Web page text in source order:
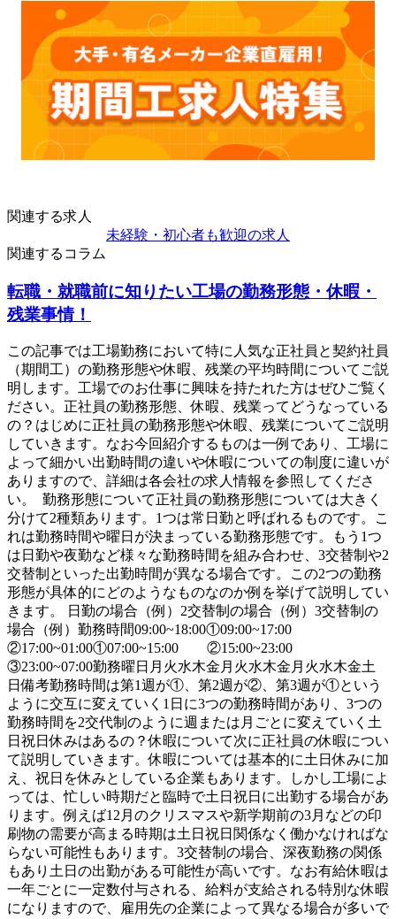
関連する求人
未経験・初心者も歓迎の求人
関連するコラム
転職・就職前に知りたい工場の勤務形態・休暇・
残業事情！
この記事では工場勤務において特に人気な正社員と契約社員
（期間工）の勤務形態や休暇、残業の平均時間についてご説
明します。工場でのお仕事に興味を持たれた方はぜひご覧く
ださい。正社員の勤務形態、休暇、残業ってどうなっている
の？はじめに正社員の勤務形態や休暇、残業についてご説明
していきます。なお今回紹介するものは一例であり、工場に
よって細かい出勤時間の違いや休暇についての制度に違いが
ありますので、詳細は各会社の求人情報を参照してくださ
い。 勤務形態について正社員の勤務形態については大きく
分けて2種類あります。1つは常日勤と呼ばれるものです。こ
れは勤務時間や曜日が決まっている勤務形態です。もう1つ
は日勤や夜勤など様々な勤務時間を組み合わせ、3交替制や2
交替制といった出勤時間が異なる場合です。この2つの勤務
形態が具体的にどのようなものなのか例を挙げて説明してい
きます。 日勤の場合（例）2交替制の場合（例）3交替制の
場合（例）勤務時間09:00~18:00①09:00~17:00
②17:00~01:00①07:00~15:00 ②15:00~23:00
③23:00~07:00勤務曜日月火水木金月火水木金月火水木金土
日備考勤務時間は第1週が①、第2週が②、第3週が①という
ように交互に変えていく1日に3つの勤務時間があり、3つの
勤務時間を2交代制のように週または月ごとに変えていく土
日祝日休みはあるの？休暇について次に正社員の休暇につい
て説明していきます。休暇については基本的に土日休みに加
え、祝日を休みとしている企業もあります。しかし工場によ
っては、忙しい時期だと臨時で土日祝日に出勤する場合があ
ります。例えば12月のクリスマスや新学期前の3月などの印
刷物の需要が高まる時期は土日祝日関係なく働かなければな
らない可能性もあります。3交替制の場合、深夜勤務の関係
もあり土日の出勤がある可能性が高いです。なお有給休暇は
一年ごとに一定数付与される、給料が支給される特別な休暇
になりますので、雇用先の企業によって異なる場合が多いで